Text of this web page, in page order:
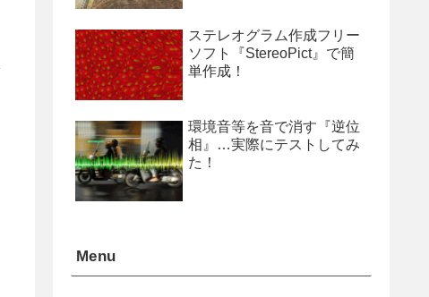
ステレオグラム作成フリー
ソフト『StereoPict』で簡
単作成！
環境音等を音で消す『逆位
相』…実際にテストしてみ
た！
Menu